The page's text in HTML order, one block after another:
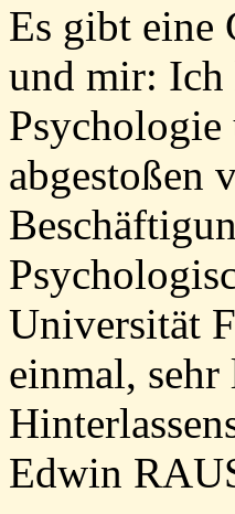
Es gibt eine
und mir: Ich
Psychologie
abgestoßen
Universität
einmal,
Edwin